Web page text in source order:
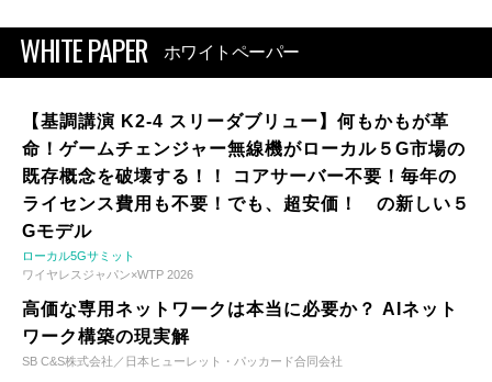
WHITE PAPER ホワイトペーパー
【基調講演 K2-4 スリーダブリュー】何もかもが革
命！ゲームチェンジャー無線機がローカル５G市場の
既存概念を破壊する！！ コアサーバー不要！毎年の
ライセンス費用も不要！でも、超安価！ の新しい５
Gモデル
ローカル5Gサミット
ワイヤレスジャパン×WTP 2026
高価な専用ネットワークは本当に必要か？ AIネット
ワーク構築の現実解
SB C&S株式会社／日本ヒューレット・パッカード合同会社